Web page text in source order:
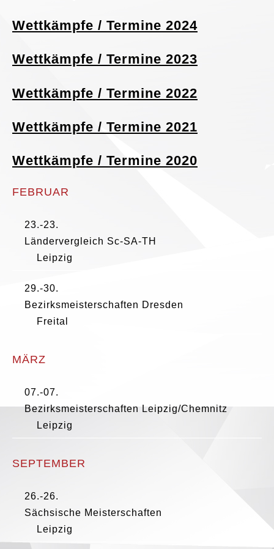
Wettkämpfe / Termine 2024
Wettkämpfe / Termine 2023
Wettkämpfe / Termine 2022
Wettkämpfe / Termine 2021
Wettkämpfe / Termine 2020
FEBRUAR
23.-23.
Ländervergleich Sc-SA-TH
Leipzig
29.-30.
Bezirksmeisterschaften Dresden
Freital
MÄRZ
07.-07.
Bezirksmeisterschaften Leipzig/Chemnitz
Leipzig
SEPTEMBER
26.-26.
Sächsische Meisterschaften
Leipzig